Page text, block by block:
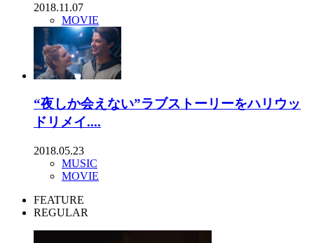
2018.11.07
MOVIE
“夜しか会えない”ラブストーリーをハリウッ
ドリメイ....
2018.05.23
MUSIC
MOVIE
FEATURE
REGULAR